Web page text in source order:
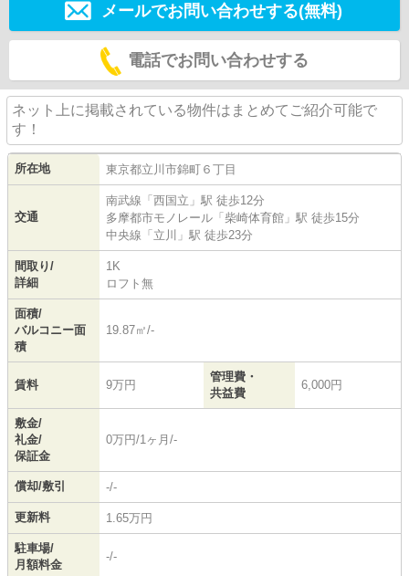
メールでお問い合わせする(無料)
電話でお問い合わせする
ネット上に掲載されている物件はまとめてご紹介可能で
す！
所在地 東京都立川市錦町 ６丁目
交通
南武線 「西国立 」駅 徒歩12分
多摩都市モノレール 「柴崎体育館 」駅 徒歩15分
中央線 「立川 」駅 徒歩23分
間取り/
詳細
1K
ロフト無
面積/
バルコニー面
積
19.87㎡/-
賃料 9万円
管理費・
共益費
6,000円
敷金/
礼金/
保証金
0万円/1ヶ月/-
償却/敷引 -/-
更新料 1.65万円
駐車場/
月額料金
-/-